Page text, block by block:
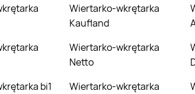
Wiertarko-wkrętarka
Kaufland
Wiertarko-wkrętarka
Netto
bi1
Wiertarko-wkrętarka